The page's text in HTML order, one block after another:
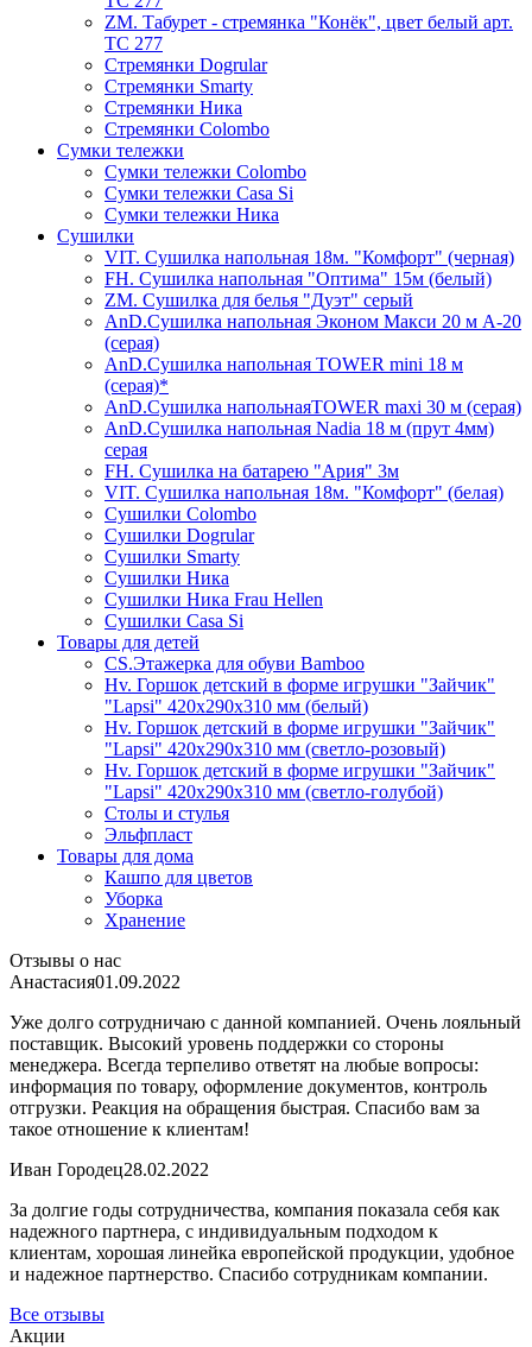
ZM. Табурет - стремянка "Конёк", цвет белый арт.
ТС 277
Стремянки Dogrular
Стремянки Smarty
Стремянки Ника
Стремянки Сolombo
Сумки тележки
Сумки тележки Colombo
Сумки тележки Сasa Si
Сумки тележки Ника
Сушилки
VIT. Сушилка напольная 18м. "Комфорт" (черная)
FH. Сушилка напольная "Оптима" 15м (белый)
ZM. Сушилка для белья "Дуэт" серый
AnD.Сушилка напольная Эконом Макси 20 м А-20
(серая)
AnD.Сушилка напольная TOWER mini 18 м
(серая)*
AnD.Сушилка напольнаяTOWER maxi 30 м (серая)
AnD.Сушилка напольная Nadia 18 м (прут 4мм)
серая
FH. Сушилка на батарею "Ария" 3м
VIT. Сушилка напольная 18м. "Комфорт" (белая)
Cушилки Colombo
Сушилки Dogrular
Сушилки Smarty
Сушилки Ника
Сушилки Ника Frau Hellen
Сушилки Сasa Si
Товары для детей
CS.Этажерка для обуви Bamboo
Hv. Горшок детский в форме игрушки "Зайчик"
"Lapsi" 420х290х310 мм (белый)
Hv. Горшок детский в форме игрушки "Зайчик"
"Lapsi" 420х290х310 мм (светло-розовый)
Hv. Горшок детский в форме игрушки "Зайчик"
"Lapsi" 420х290х310 мм (светло-голубой)
Столы и стулья
Эльфпласт
Товары для дома
Кашпо для цветов
Уборка
Хранение
Отзывы о нас
Анастасия01.09.2022
Уже долго сотрудничаю с данной компанией. Очень лояльный
поставщик. Высокий уровень поддержки со стороны
менеджера. Всегда терпеливо ответят на любые вопросы:
информация по товару, оформление документов, контроль
отгрузки. Реакция на обращения быстрая. Спасибо вам за
такое отношение к клиентам!
Иван Городец28.02.2022
За долгие годы сотрудничества, компания показала себя как
надежного партнера, с индивидуальным подходом к
клиентам, хорошая линейка европейской продукции, удобное
и надежное партнерство. Спасибо сотрудникам компании.
Все отзывы
Акции